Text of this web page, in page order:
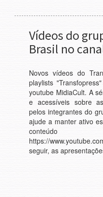
Vídeos do
Brasil no
Novos vídeos do
playlists
youtube MidiaCult. A
e acessíveis sobre
pelos integrantes do
ajude a manter ativo
conteúdo
https://
seguir, as